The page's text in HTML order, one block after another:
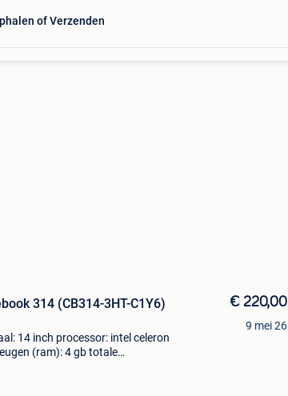
of Verzenden
314 (CB314-3HT-C1Y6)
14 inch processor: intel celeron
(ram): 4 gb totale
€ 220,00
9 mei 26